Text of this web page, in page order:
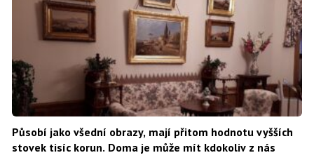
Působí jako všední obrazy, mají přitom hodnotu vyšších
stovek tisíc korun. Doma je může mít kdokoliv z nás